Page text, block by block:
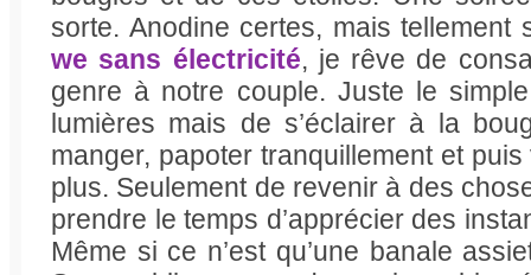
sorte. Anodine certes, mais
we sans électricité, je rêve de
genre à notre couple. Juste le
lumières mais de s’éclairer à la
manger, papoter tranquillement et
plus. Seulement de revenir à des
prendre le temps d’apprécier des
Même si ce n’est qu’une banale